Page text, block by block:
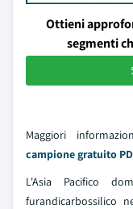
Ottieni
segmenti
Maggiori
campione gratuito
L'Asia Pacifico
furandicarbossilico